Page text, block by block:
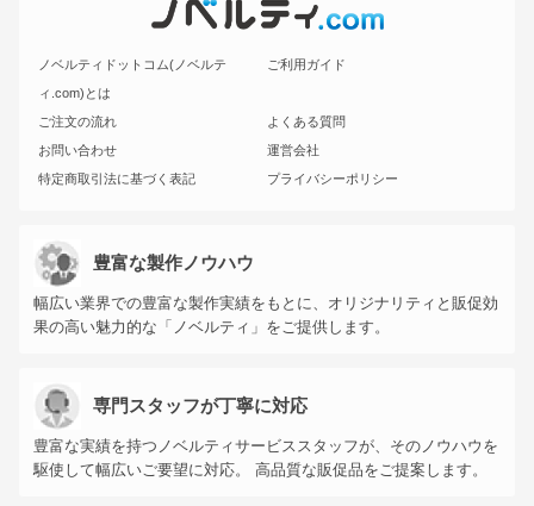
ノベルティドットコム(ノベルテ
ィ.com)とは
ご利用ガイド
ご注文の流れ
よくある質問
お問い合わせ
運営会社
特定商取引法に基づく表記
プライバシーポリシー
豊富な製作ノウハウ
幅広い業界での豊富な製作実績をもとに、オリジナリティと販促効
果の高い魅力的な「ノベルティ」をご提供します。
専門スタッフが丁寧に対応
豊富な実績を持つノベルティサービススタッフが、そのノウハウを
駆使して幅広いご要望に対応。 高品質な販促品をご提案します。